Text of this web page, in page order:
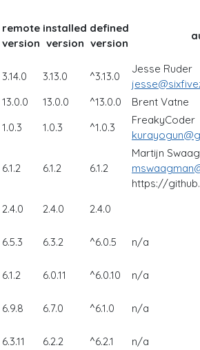
remote
version
installed
version
defined
version
3.14.0 3.13.0 ^3.13.0
Jesse Ruder
13.0.0 13.0.0 ^13.0.0
Brent Vatne
1.0.3 1.0.3 ^1.0.3
FreakyCoder
6.1.2 6.1.2 6.1.2
Martijn
https://
2.4.0 2.4.0
2.4.0
6.5.3 6.3.2 ^6.0.5 n/a
6.1.2 6.0.11 ^6.0.10
n/a
6.9.8 6.7.0 ^6.1.0 n/a
6.3.11 6.2.2 ^6.2.1
n/a